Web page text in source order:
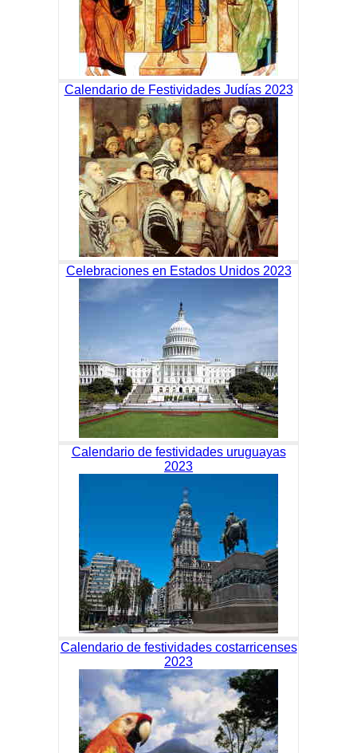
Calendario de Festividades Judías 2023
Celebraciones en Estados Unidos 2023
Calendario de festividades uruguayas
2023
Calendario de festividades costarricenses
2023